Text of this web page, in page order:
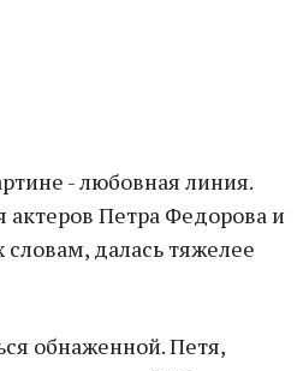
- любовная линия.
актеров Петра Федорова и
далась тяжелее
обнаженной. Петя,